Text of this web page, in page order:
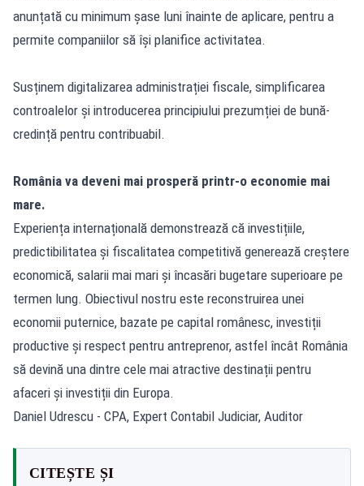
anunțată cu minimum șase luni înainte de aplicare, pentru a
permite companiilor să își planifice activitatea.
Susținem digitalizarea administrației fiscale, simplificarea
controalelor și introducerea principiului prezumției de bună-
credință pentru contribuabil.
România va deveni mai prosperă printr-o economie mai
mare.
Experiența internațională demonstrează că investițiile,
predictibilitatea și fiscalitatea competitivă generează creștere
economică, salarii mai mari și încasări bugetare superioare pe
termen lung. Obiectivul nostru este reconstruirea unei
economii puternice, bazate pe capital românesc, investiții
productive și respect pentru antreprenor, astfel încât România
să devină una dintre cele mai atractive destinații pentru
afaceri și investiții din Europa.
Daniel Udrescu - CPA, Expert Contabil Judiciar, Auditor
CITEȘTE ȘI